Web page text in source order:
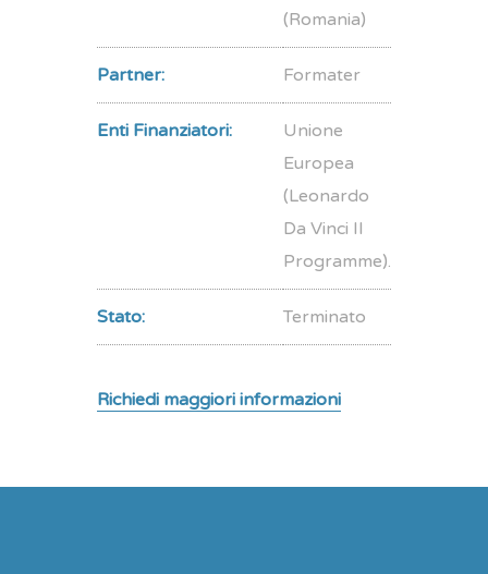
(Romania)
Partner: Formater
Enti Finanziatori:
Unione
Europea
(Leonardo
Da Vinci II
Programme).
Stato: Terminato
Richiedi maggiori informazioni